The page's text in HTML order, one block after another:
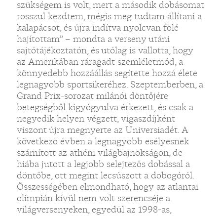
szükségem is volt, mert a második dobásomat
rosszul kezdtem, mégis meg tudtam állítani a
kalapácsot, és újra indítva nyolcvan fölé
hajítottam” – mondta a verseny utáni
sajtótájékoztatón, és utólag is vallotta, hogy
az Amerikában ráragadt szemléletmód, a
könnyedebb hozzáállás segítette hozzá élete
legnagyobb sportsikeréhez. Szeptemberben, a
Grand Prix-sorozat milánói döntőjére
betegségből kigyógyulva érkezett, és csak a
negyedik helyen végzett, vigaszdíjként
viszont újra megnyerte az Universiadét. A
következő évben a legnagyobb esélyesnek
számított az athéni világbajnokságon, de
hiába jutott a legjobb selejtezős dobással a
döntőbe, ott megint lecsúszott a dobogóról.
Összességében elmondható, hogy az atlantai
olimpián kívül nem volt szerencséje a
világversenyeken, egyedül az 1998-as,